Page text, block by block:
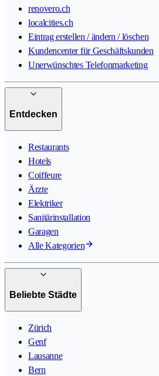
renovero.ch
localcities.ch
Eintrag erstellen / ändern / löschen
Kundencenter für Geschäftskunden
Unerwünschtes Telefonmarketing
Entdecken
Restaurants
Hotels
Coiffeure
Ärzte
Elektriker
Sanitärinstallation
Garagen
Alle Kategorien
Beliebte Städte
Zürich
Genf
Lausanne
Bern